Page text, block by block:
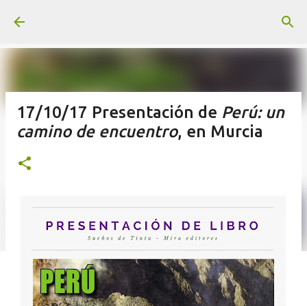
17/10/17 Presentación de Perú: un
camino de encuentro, en Murcia